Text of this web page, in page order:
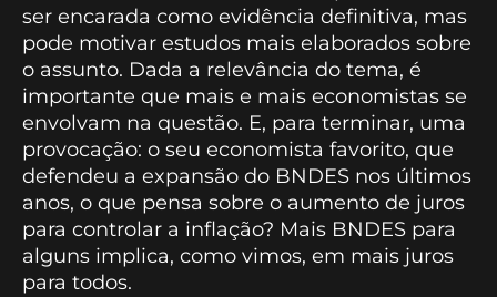
ser encarada como evidência definitiva, mas
pode motivar estudos mais elaborados sobre
o assunto. Dada a relevância do tema, é
importante que mais e mais economistas se
envolvam na questão. E, para terminar, uma
provocação: o seu economista favorito, que
defendeu a expansão do BNDES nos últimos
anos, o que pensa sobre o aumento de juros
para controlar a inflação? Mais BNDES para
alguns implica, como vimos, em mais juros
para todos.